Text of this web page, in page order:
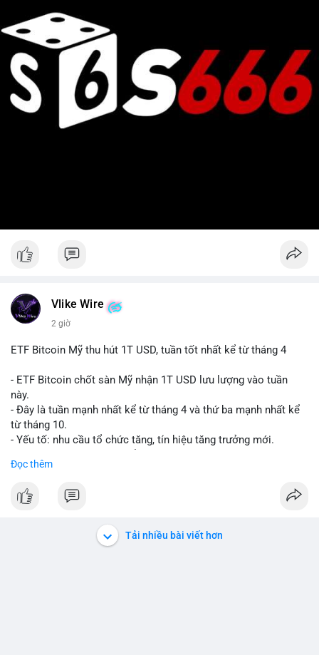
Vlike Wire
2 giờ
ETF Bitcoin Mỹ thu hút 1T USD, tuần tốt nhất kể từ tháng 4
- ETF Bitcoin chốt sàn Mỹ nhận 1T USD lưu lượng vào tuần
này.
- Đây là tuần mạnh nhất kể từ tháng 4 và thứ ba mạnh nhất kể
từ tháng 10.
- Yếu tố: nhu cầu tổ chức tăng, tín hiệu tăng trưởng mới.
dẫn.
#binancesquare
Đọc thêm
Tải nhiều bài viết hơn